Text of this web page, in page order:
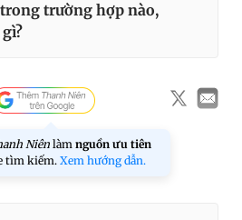
trường hợp nào,
Niên làm nguồn ưu tiên
tìm kiếm.Xem hướng dẫn.